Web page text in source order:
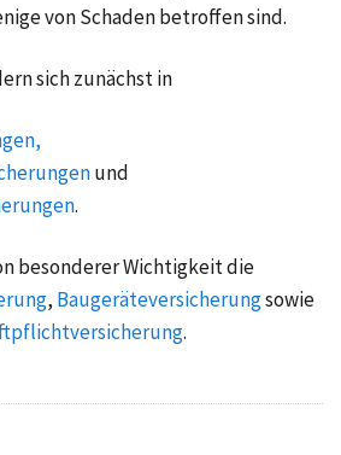
von Schaden betroffen sind.
sich zunächst in
und
.
besonderer Wichtigkeit die
, Baugeräteversicherungsowie
.